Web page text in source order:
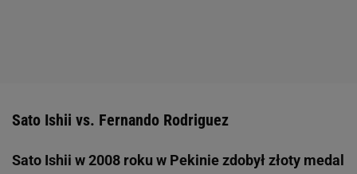
Sato Ishii vs. Fernando Rodriguez
Sato Ishii w 2008 roku w Pekinie zdobył złoty medal